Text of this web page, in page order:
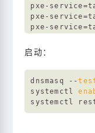
pxe-service
pxe-service
pxe-service
tftp-root
启动：
dnsmasq --
systemctl